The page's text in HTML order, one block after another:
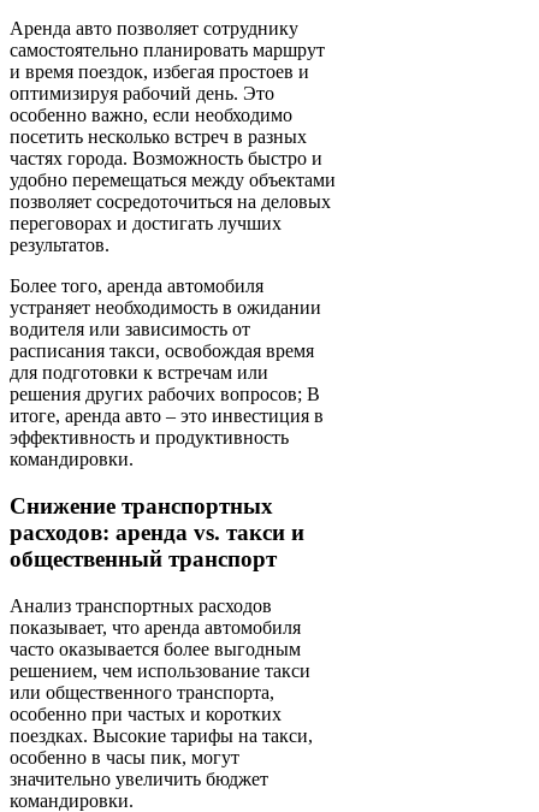
Аренда авто позволяет сотруднику
самостоятельно планировать маршрут
и время поездок, избегая простоев и
оптимизируя рабочий день. Это
особенно важно, если необходимо
посетить несколько встреч в разных
частях города. Возможность быстро и
удобно перемещаться между объектами
позволяет сосредоточиться на деловых
переговорах и достигать лучших
результатов.
Более того, аренда автомобиля
устраняет необходимость в ожидании
водителя или зависимость от
расписания такси, освобождая время
для подготовки к встречам или
решения других рабочих вопросов; В
итоге, аренда авто – это инвестиция в
эффективность и продуктивность
командировки.
Снижение транспортных
расходов: аренда vs. такси и
общественный транспорт
Анализ транспортных расходов
показывает, что аренда автомобиля
часто оказывается более выгодным
решением, чем использование такси
или общественного транспорта,
особенно при частых и коротких
поездках. Высокие тарифы на такси,
особенно в часы пик, могут
значительно увеличить бюджет
командировки.